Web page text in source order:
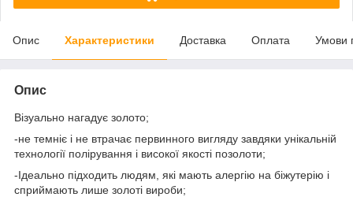
Опис Характеристики Доставка Оплата Умови
Опис
Візуально нагадує золото;
-не темніє і не втрачає первинного вигляду завдяки унікальній
технології полірування і високої якості позолоти;
-Ідеально підходить людям, які мають алергію на біжутерію і
сприймають лише золоті вироби;